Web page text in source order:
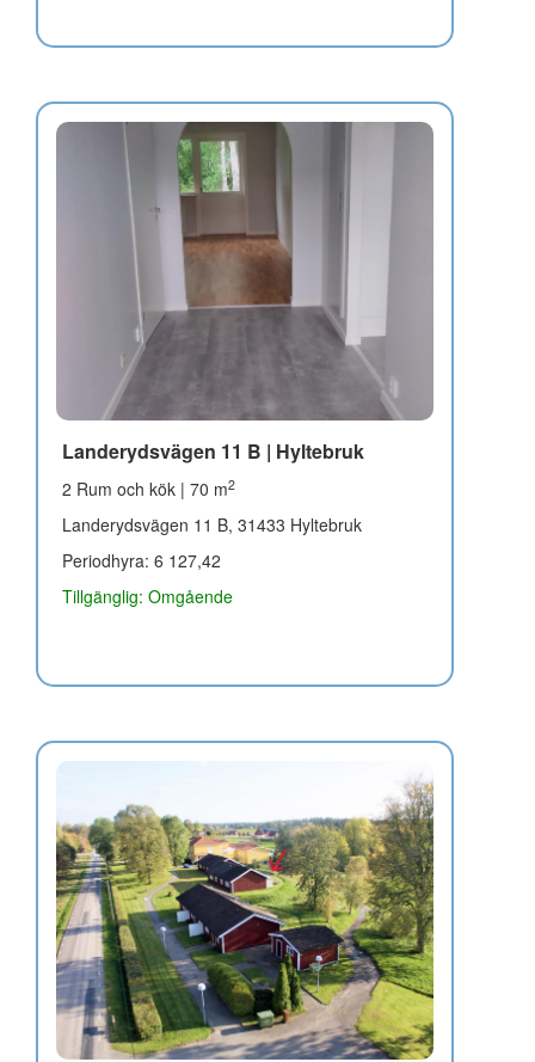
Landerydsvägen 11 B | Hyltebruk
2 Rum och kök | 70 m2
Landerydsvägen 11 B, 31433 Hyltebruk
Periodhyra: 6 127,42
Tillgänglig: Omgående